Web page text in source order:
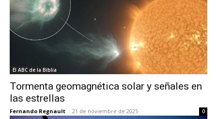
El ABC de la Biblia
Tormenta geomagnética solar y señales en
las estrellas
Fernando Regnault - 21 de noviembre de 2025 0